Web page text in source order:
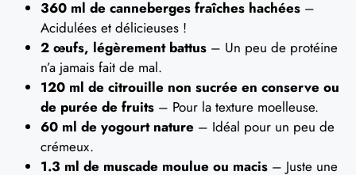
360 ml de canneberges fraîches hachées –
Acidulées et délicieuses !
2 œufs, légèrement battus – Un peu de protéine
n’a jamais fait de mal.
120 ml de citrouille non sucrée en conserve ou
de purée de fruits – Pour la texture moelleuse.
60 ml de yogourt nature – Idéal pour un peu de
crémeux.
1.3 ml de muscade moulue ou macis – Juste une